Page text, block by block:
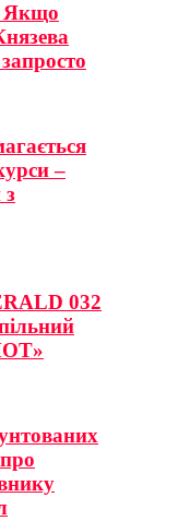
Якщо
–
з
032